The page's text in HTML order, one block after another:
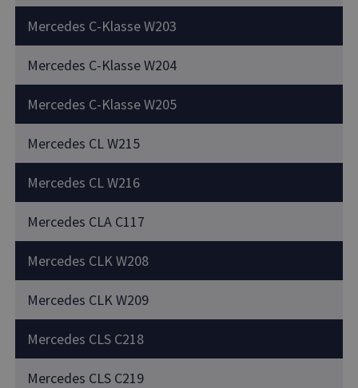
Mercedes C-Klasse W203
Mercedes C-Klasse W204
Mercedes C-Klasse W205
Mercedes CL W215
Mercedes CL W216
Mercedes CLA C117
Mercedes CLK W208
Mercedes CLK W209
Mercedes CLS C218
Mercedes CLS C219